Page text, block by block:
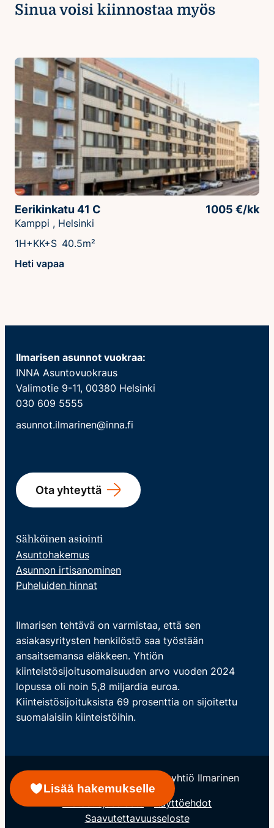
Sinua voisi kiinnostaa myös
Eerikinkatu 41 C 1005 €/kk
Kamppi , Helsinki
1H+KK+S 40.5m²
Heti vapaa
Lisää hakemukselle
Ilmarisen asunnot vuokraa:
INNA Asuntovuokraus
Valimotie 9-11, 00380 Helsinki
030 609 5555
asunnot.ilmarinen@inna.fi
Ota yhteyttä
Sähköinen asiointi
Asuntohakemus
Asunnon irtisanominen
Puheluiden hinnat
Ilmarisen tehtävä on varmistaa, että sen
asiakasyritysten henkilöstö saa työstään
ansaitsemansa eläkkeen. Yhtiön
kiinteistösijoitusomaisuuden arvo vuoden 2024
lopussa oli noin 5,8 miljardia euroa.
Kiinteistösijoituksista 69 prosenttia on sijoitettu
suomalaisiin kiinteistöihin.
© Keskinäinen Eläkevakuutusyhtiö Ilmarinen
Käyttöehdot
Saavutettavuusseloste